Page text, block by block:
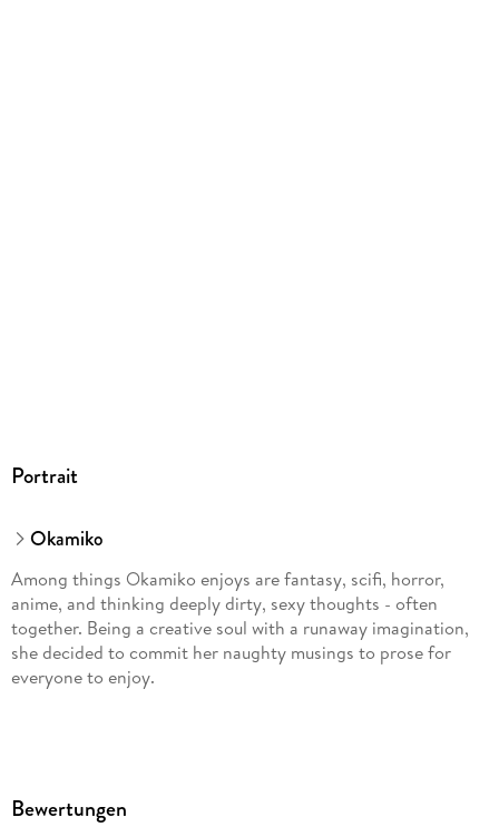
Portrait
Okamiko
Among things Okamiko enjoys are fantasy, scifi, horror,
anime, and thinking deeply dirty, sexy thoughts - often
together. Being a creative soul with a runaway imagination,
she decided to commit her naughty musings to prose for
everyone to enjoy.
Bewertungen